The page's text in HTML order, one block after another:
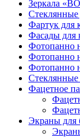
Зеркала
Стеклянные
Фартук для
Фасады для
Фотопанно
Фотопанно
Фотопанно
Фацетное
Экраны для